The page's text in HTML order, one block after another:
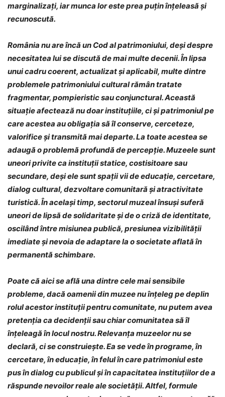
marginalizați, iar munca lor este prea puțin înțeleasă și
recunoscută.
România nu are încă un Cod al patrimoniului, deși despre
necesitatea lui se discută de mai multe decenii. În lipsa
unui cadru coerent, actualizat și aplicabil, multe dintre
problemele patrimoniului cultural rămân tratate
fragmentar, pompieristic sau conjunctural. Această
situație afectează nu doar instituțiile, ci și patrimoniul pe
care acestea au obligația să îl conserve, cerceteze,
valorifice și transmită mai departe. La toate acestea se
adaugă o problemă profundă de percepție. Muzeele sunt
uneori privite ca instituții statice, costisitoare sau
secundare, deși ele sunt spații vii de educație, cercetare,
dialog cultural, dezvoltare comunitară și atractivitate
turistică. În același timp, sectorul muzeal însuși suferă
uneori de lipsă de solidaritate și de o criză de identitate,
oscilând între misiunea publică, presiunea vizibilității
imediate și nevoia de adaptare la o societate aflată în
permanentă schimbare.
Poate că aici se află una dintre cele mai sensibile
probleme, dacă oamenii din muzee nu înțeleg pe deplin
rolul acestor instituții pentru comunitate, nu putem avea
pretenția ca decidenții sau chiar comunitatea să îl
înțeleagă în locul nostru. Relevanța muzeelor nu se
declară, ci se construiește. Ea se vede în programe, în
cercetare, în educație, în felul în care patrimoniul este
pus în dialog cu publicul și în capacitatea instituțiilor de a
răspunde nevoilor reale ale societății. Altfel, formule